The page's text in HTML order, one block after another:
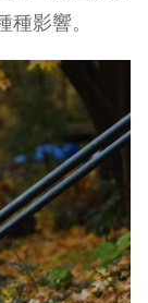
影響。